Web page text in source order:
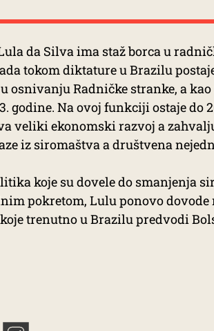
da Silva ima staž borca u
tokom diktature u Brazilu
osnivanju Radničke stranke, a
godine. Na ovoj funkciji ostaje do
veliki ekonomski razvoj a
iz siromaštva a društvena
koje su dovele do smanjenja
pokretom, Lulu ponovo
trenutno u Brazilu predvodi